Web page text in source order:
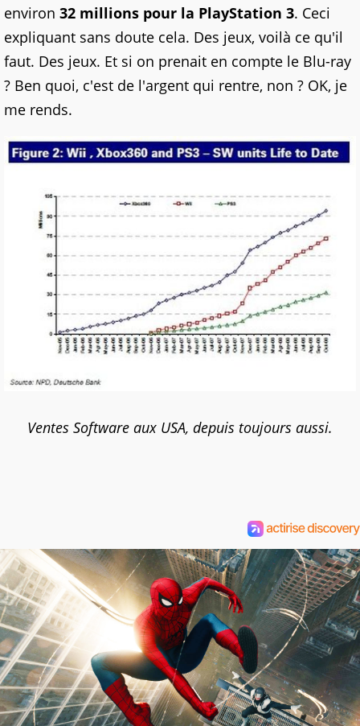
environ 32 millions pour la PlayStation 3. Ceci
expliquant sans doute cela. Des jeux, voilà ce qu'il
faut. Des jeux. Et si on prenait en compte le Blu-ray
? Ben quoi, c'est de l'argent qui rentre, non ? OK, je
me rends.
Ventes Software aux USA, depuis toujours aussi.